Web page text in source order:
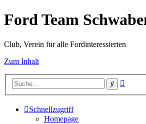
Ford Team
Club, Verein für alle Fordinteressierten
Zum Inhalt
Suche
Schnellzugriff
Homepage